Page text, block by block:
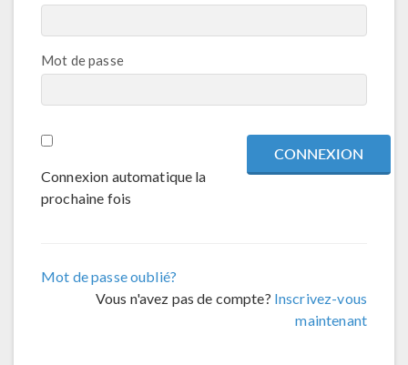
Mot de passe
Connexion automatique la
prochaine fois
Mot de passe oublié?
Vous n'avez pas de compte? Inscrivez-vous
maintenant